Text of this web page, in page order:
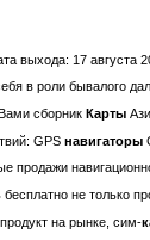
выхода: 17 августа
в роли бывалого
сборник Карты
GPS навигаторы
продажи
бесплатно не только
на рынке, сим-